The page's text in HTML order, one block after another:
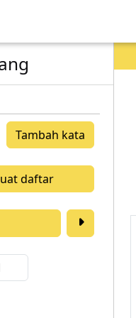
Tambah kata
daftar